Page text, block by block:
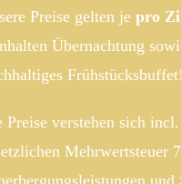
Preise gelten je pro
Übernachtung
Frühstücksbuffet!
Preise verstehen sich
Mehrwertsteuer
und